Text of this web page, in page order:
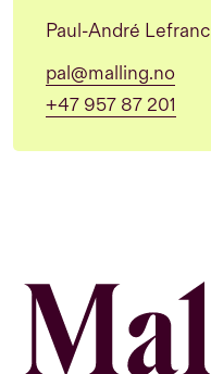
Paul-André Lefranc
pal@malling.no
+47 957 87 201